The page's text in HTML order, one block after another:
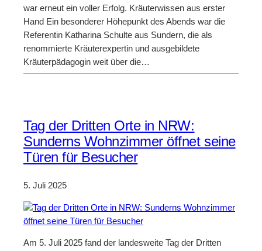
war erneut ein voller Erfolg. Kräuterwissen aus erster
Hand Ein besonderer Höhepunkt des Abends war die
Referentin Katharina Schulte aus Sundern, die als
renommierte Kräuterexpertin und ausgebildete
Kräuterpädagogin weit über die…
Tag der Dritten Orte in NRW:
Sunderns Wohnzimmer öffnet seine
Türen für Besucher
5. Juli 2025
Am 5. Juli 2025 fand der landesweite Tag der Dritten